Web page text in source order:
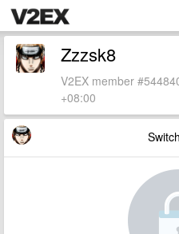
Zzzsk8
V2EX member
+08:00